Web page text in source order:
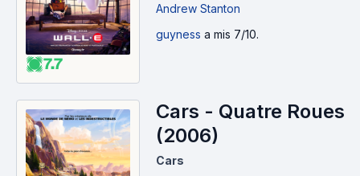
7.7
Andrew Stanton
guyness a mis 7/10.
Cars - Quatre Roues
(2006)
Cars